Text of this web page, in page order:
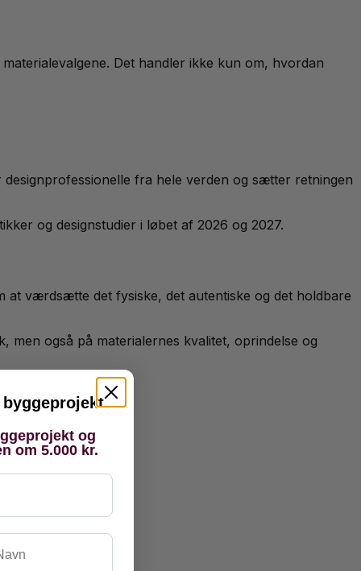
Det handler ikke kun om, hvordan
fra hele verden og sætter retningen
og designstudier i løbet af 2026 og 2027.
at værdsætte det fysiske, det autentiske og det holdbare
også på materialernes kvalitet, oprindelse og
og
om 5.000 kr.